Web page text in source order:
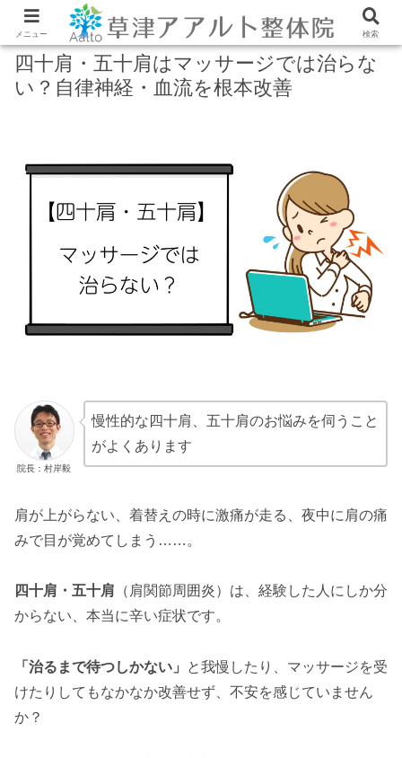
四十肩・五十肩はマッサージでは治らな
い？自律神経・血流を根本改善
院長：村岸毅
慢性的な四十肩、五十肩のお悩みを伺うこと
がよくあります
肩が上がらない、着替えの時に激痛が走る、夜中に肩の痛
みで目が覚めてしまう……。
四十肩・五十肩 （肩関節周囲炎）は、経験した人にしか分
からない、本当に辛い症状です。
「治るまで待つしかない」
と我慢したり、マッサージを受
けたりしてもなかなか改善せず、不安を感じていません
か？
メニュー 検索